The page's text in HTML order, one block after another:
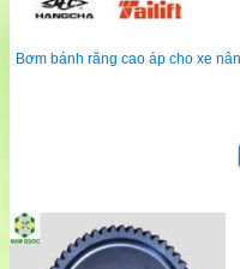
Bơm bánh răng cao áp cho xe